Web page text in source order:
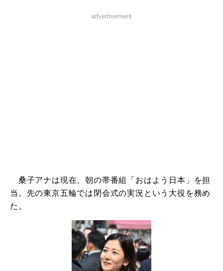
advertisement
桑子アナは現在、朝の帯番組「おはよう日本」を担
当。先の東京五輪では閉会式の実況という大役を務め
た。